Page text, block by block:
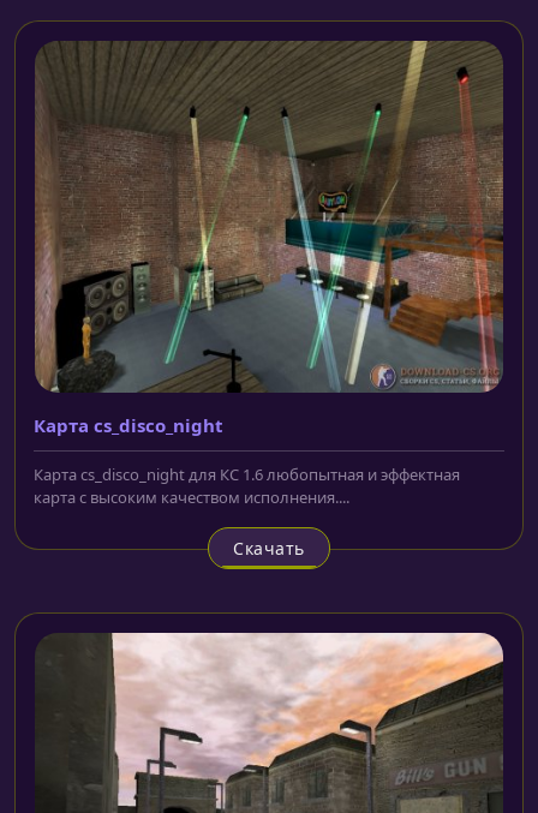
Карта cs_disco_night
Карта cs_disco_night для КС 1.6 любопытная и эффектная
карта с высоким качеством исполнения....
Скачать